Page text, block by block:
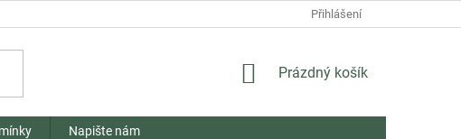
Přihlášení
NÁKUPNÍ
Prázdný košík
Napište nám